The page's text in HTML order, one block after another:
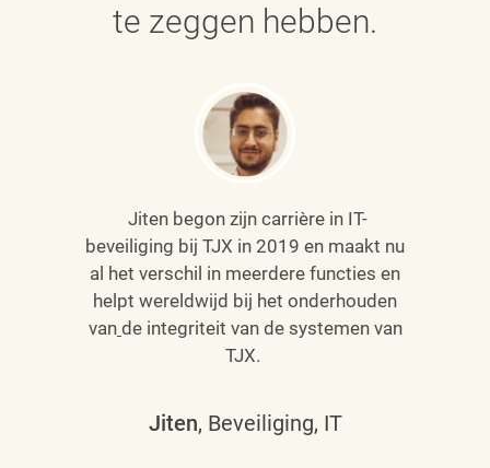
te zeggen hebben.
Jiten begon zijn carrière in IT-
beveiliging bij TJX in 2019 en maakt nu
al het verschil in meerdere functies en
helpt wereldwijd bij het onderhouden
van de integriteit van de systemen van
TJX.
Jiten, Beveiliging, IT